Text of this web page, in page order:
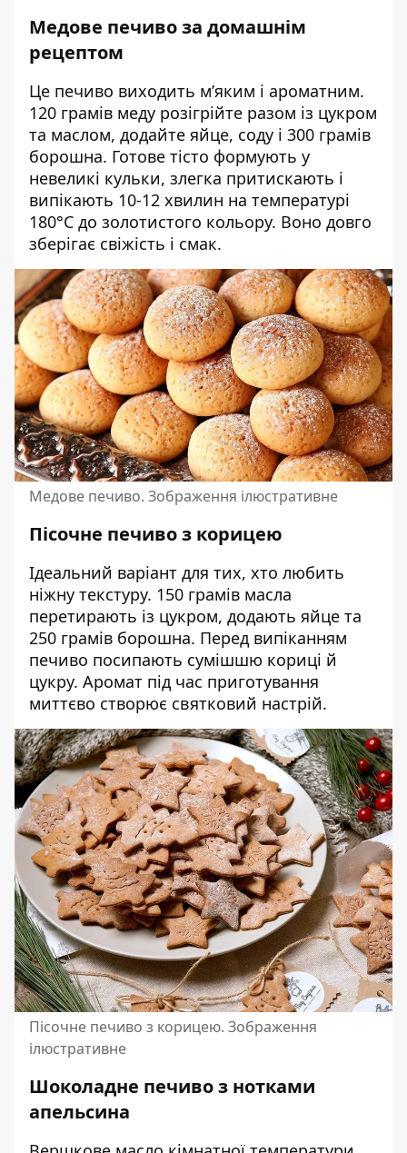
Медове печиво за домашнім
рецептом
Це печиво виходить м’яким і ароматним.
120 грамів меду розігрійте разом із цукром
та маслом, додайте яйце, соду і 300 грамів
борошна. Готове тісто формують у
невеликі кульки, злегка притискають і
випікають 10-12 хвилин на температурі
180°C до золотистого кольору. Воно довго
зберігає свіжість і смак.
Медове печиво. Зображення ілюстративне
Пісочне печиво з корицею
Ідеальний варіант для тих, хто любить
ніжну текстуру. 150 грамів масла
перетирають із цукром, додають яйце та
250 грамів борошна. Перед випіканням
печиво посипають сумішшю кориці й
цукру. Аромат під час приготування
миттєво створює святковий настрій.
Пісочне печиво з корицею. Зображення
ілюстративне
Шоколадне печиво з нотками
апельсина